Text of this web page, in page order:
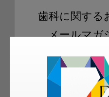
歯科に関する
メールマガ
ご登録いただいた